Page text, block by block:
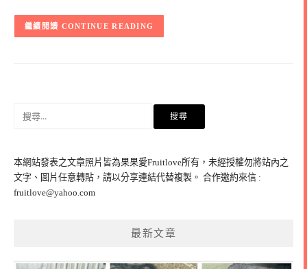
CONTINUE READING
字:
本網站發表之文章照片皆為果果愛Fruitlove所有，未經授權勿將站內之
文字、圖片任意轉貼，請以分享連結代替複製。 合作邀約來信 :
fruitlove@yahoo.com
最新文章